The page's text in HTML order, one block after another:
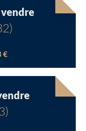
vendre
€